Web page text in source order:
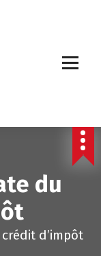
du
d’impôt